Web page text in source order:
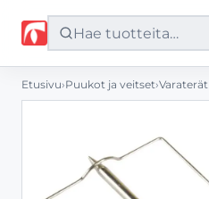
Etusivu
Palvelut
Etusivu›Puukot ja veitset›Varaterät